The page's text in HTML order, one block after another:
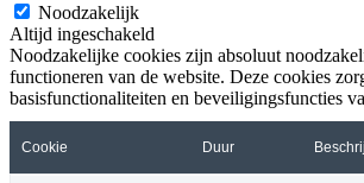
Noodzakelijk
Altijd ingeschakeld
Noodzakelijke cookies zijn absoluut
functioneren van de website. Deze cookies
basisfunctionaliteiten en beveiligingsfuncties
Cookie Duur